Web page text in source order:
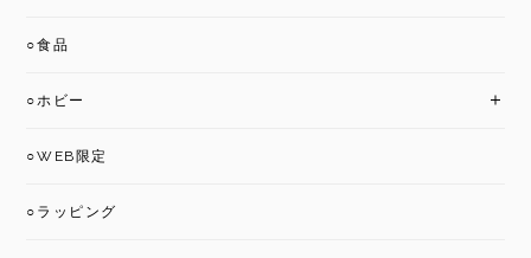
○食品
○ホビー
○WEB限定
○ラッピング